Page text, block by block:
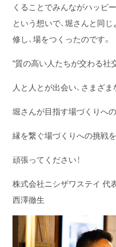
くることでみんながハッピ
という想いで、堀さんと同
修し、場をつくったのです。
“質の高い人たちが交わる社
人と人とが出会い、さまざ
堀さんが目指す場づくりへ
縁を繋ぐ場づくりへの挑戦
頑張ってください！
株式会社ニシザワステイ 代
西澤徹生